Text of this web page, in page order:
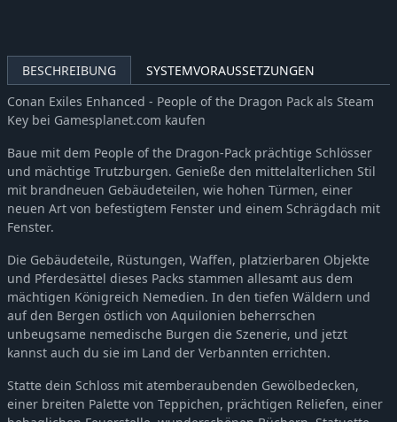
BESCHREIBUNG
SYSTEMVORAUSSETZUNGEN
Conan Exiles Enhanced - People of the Dragon Pack als Steam
Key bei Gamesplanet.com kaufen
Baue mit dem People of the Dragon-Pack prächtige Schlösser
und mächtige Trutzburgen. Genieße den mittelalterlichen Stil
mit brandneuen Gebäudeteilen, wie hohen Türmen, einer
neuen Art von befestigtem Fenster und einem Schrägdach mit
Fenster.
Die Gebäudeteile, Rüstungen, Waffen, platzierbaren Objekte
und Pferdesättel dieses Packs stammen allesamt aus dem
mächtigen Königreich Nemedien. In den tiefen Wäldern und
auf den Bergen östlich von Aquilonien beherrschen
unbeugsame nemedische Burgen die Szenerie, und jetzt
kannst auch du sie im Land der Verbannten errichten.
Statte dein Schloss mit atemberaubenden Gewölbedecken,
einer breiten Palette von Teppichen, prächtigen Reliefen, einer